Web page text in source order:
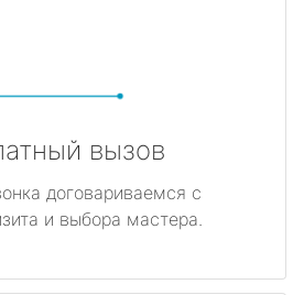
вызов
договариваемся с
и выбора мастера.